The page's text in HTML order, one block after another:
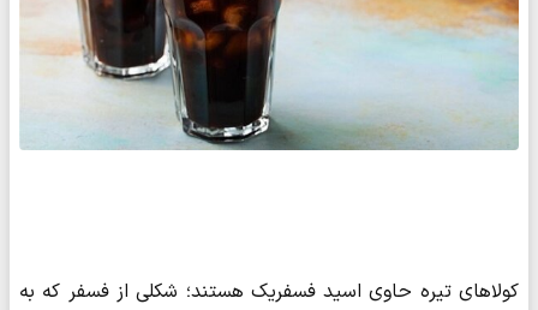
کولاهای تیره حاوی اسید فسفریک هستند؛ شکلی از فسفر که به